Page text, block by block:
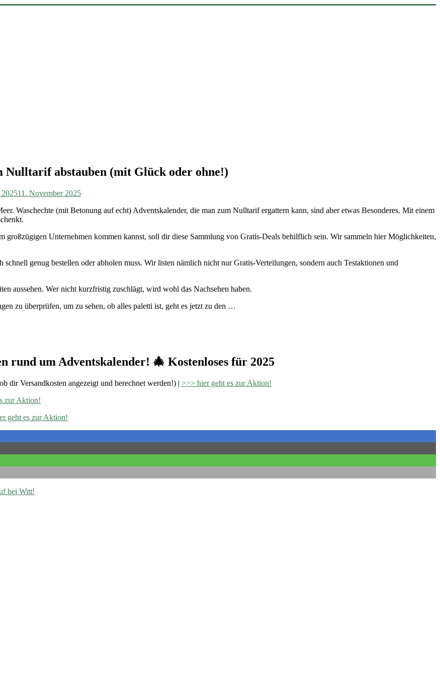
Nulltarif abstauben (mit Glück oder ohne!)
202511. November 2025
Waschechte (mit Betonung auf echt) Adventskalender, die man zum Nulltarif ergattern kann, sind aber etwas Besonderes. Mit einem
großzügigen Unternehmen kommen kannst, soll dir diese Sammlung von Gratis-Deals behilflich sein. Wir sammeln hier Möglichkeiten,
genug bestellen oder abholen muss. Wir listen nämlich nicht nur Gratis-Verteilungen, sondern auch Testaktionen und
aussehen. Wer nicht kurzfristig zuschlägt, wird wohl das Nachsehen haben.
zu überprüfen, um zu sehen, ob alles paletti ist, geht es jetzt zu den …
rund um Adventskalender! 🎄 Kostenloses für 2025
dir Versandkosten angezeigt und berechnet werden!) | >>> hier geht es zur Aktion!
zur Aktion!
geht es zur Aktion!
bei Witt!